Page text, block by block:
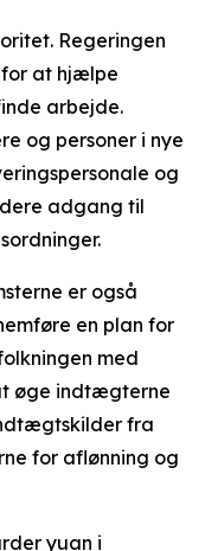
Regeringen
at hjælpe
arbejde.
og personer i nye
og
adgang til
er også
en plan for
med
øge indtægterne
fra
for aflønning og
yuan i